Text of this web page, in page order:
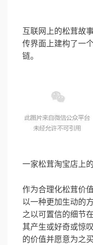
互联网上的松茸故
传界面上建构了一
链。
一家松茸淘宝店上
作为合理化松茸价
以一种更加生动的
之以可置信的细节
其产生或好奇或惊
的价值并愿意为之买